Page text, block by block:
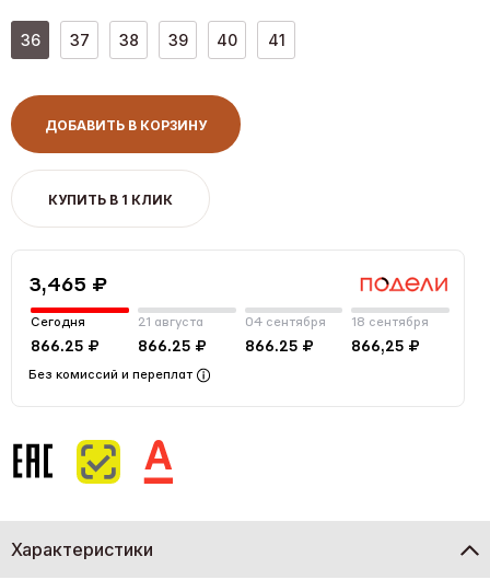
36 37 38 39 40 41
ДОБАВИТЬ В КОРЗИНУ
КУПИТЬ В 1 КЛИК
3,465 ₽
Сегодня
866.25 ₽
21 августа
866.25 ₽
04 сентября
866.25 ₽
18 сентября
866,25 ₽
Без комиссий и переплат
Характеристики